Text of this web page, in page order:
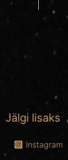
Jälgi lisaks
Instagram